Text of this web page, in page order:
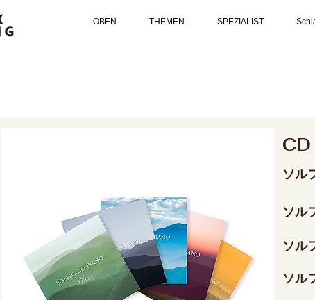
OBEN THEMEN SPEZIALIST
CD
ソル
ソル
ソル
ソル